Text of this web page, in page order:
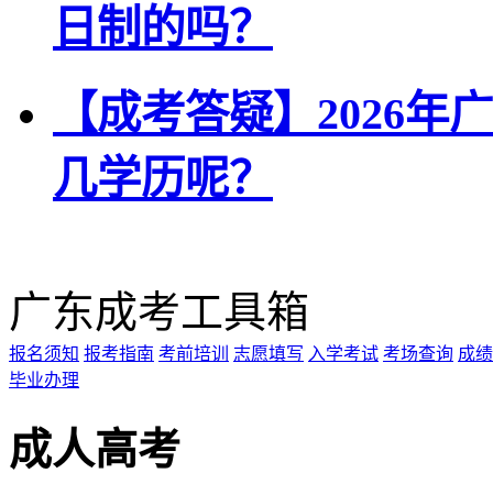
日制的吗？
【成考答疑】2026年
几学历呢？
广东成考工具箱
报名须知 报考指南 考前培训 志愿填写 入学考试 考场查询 成
毕业办理
成人高考